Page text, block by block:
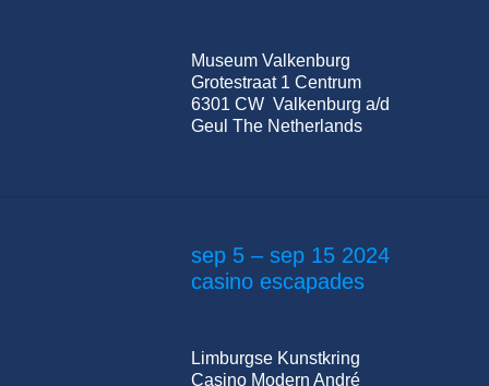
Museum Valkenburg
Grotestraat 1 Centrum
6301 CW Valkenburg a/d
Geul The Netherlands
sep 5 – sep 15 2024
casino escapades
Limburgse Kunstkring
Casino Modern André